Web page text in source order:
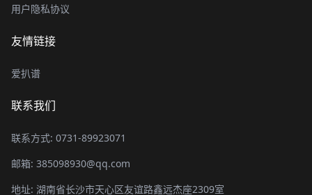
用户隐私协议
友情链接
爱扒谱
联系我们
联系方式: 0731-89923071
邮箱: 385098930@qq.com
地址: 湖南省长沙市天心区友谊路鑫远杰座2309室